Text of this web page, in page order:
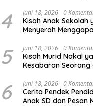
4 Juni 18, 2026 0
Kisah Anak Sekolah
Menyerah
5 Juni 18, 2026 0
Kisah Murid Nakal
Kesabaran Seorang
6 Juni 18, 2026 0
Cerita Pendek
Anak SD dan Pesan